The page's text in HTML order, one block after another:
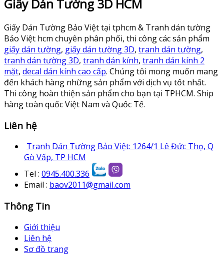
Giấy Dán Tường 3D HCM
Giấy Dán Tường Bảo Việt tại tphcm & Tranh dán tường
Bảo Việt hcm chuyên phân phối, thi công các sản phẩm
giấy dán tường, giấy dán tường 3D, tranh dán tường,
tranh dán tường 3D, tranh dán kính, tranh dán kính 2
mặt, decal dán kính cao cấp. Chúng tôi mong muốn mang
đến khách hàng những sản phẩm với dịch vụ tốt nhất.
Thi công hoàn thiện sản phẩm cho bạn tại TPHCM. Ship
hàng toàn quốc Việt Nam và Quốc Tế.
Liên hệ
Tranh Dán Tường Bảo Việt: 1264/1 Lê Đức Thọ, Q
Gò Vấp, TP HCM
Tel : 0945.400.336
Email : baov2011@gmail.com
Thông Tin
Giới thiệu
Liên hệ
Sơ đồ trang